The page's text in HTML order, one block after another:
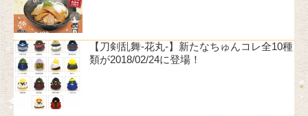
【刀剣乱舞-花丸-】新たなちゅんコレ全10種
類が2018/02/24に登場！